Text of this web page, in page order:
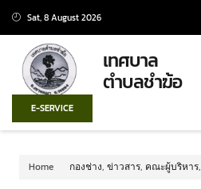
Sat, 8 August 2026
เทศบาล
ตำบลชำฆ้อ
E-SERVICE
Home กองช่าง, ข่าวสาร, คณะผู้บริหาร,